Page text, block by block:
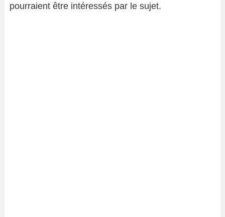
pourraient être intéressés par le sujet.